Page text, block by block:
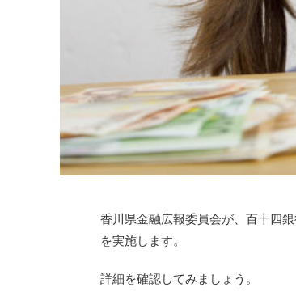
香川県金融広報委員会が、百十四
を実施します。
詳細を確認してみましょう。